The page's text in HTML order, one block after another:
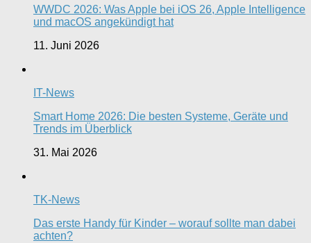
WWDC 2026: Was Apple bei iOS 26, Apple Intelligence
und macOS angekündigt hat
11. Juni 2026
IT-News
Smart Home 2026: Die besten Systeme, Geräte und
Trends im Überblick
31. Mai 2026
TK-News
Das erste Handy für Kinder – worauf sollte man dabei
achten?